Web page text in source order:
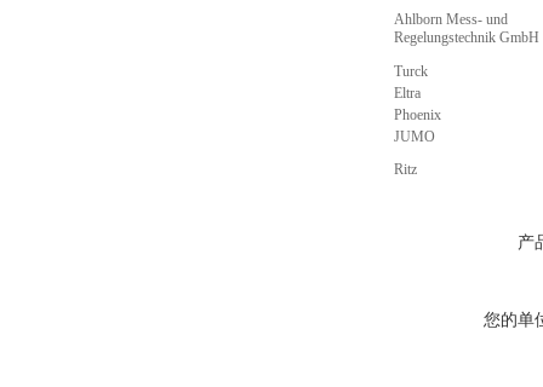
Ahlborn Mess- und
Regelungstechnik GmbH
Turck
Eltra
Phoenix
JUMO
Ritz
产
您的单